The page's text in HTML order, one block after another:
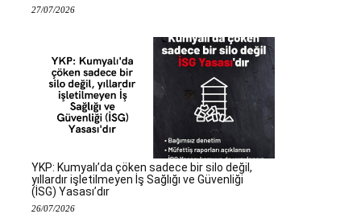
27/07/2026
YKP: Kumyalı’da çöken sadece bir silo değil,
yıllardır işletilmeyen İş Sağlığı ve Güvenliği
(İSG) Yasası’dır
26/07/2026